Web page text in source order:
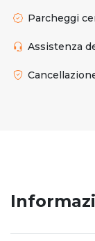
Parcheggi
Assistenza